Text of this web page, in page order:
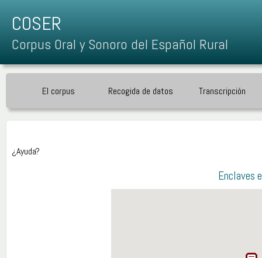
COSER
Corpus Oral y Sonoro del Español Rural
El corpus Recogida de datos Transcripción
¿Ayuda?
Enclaves